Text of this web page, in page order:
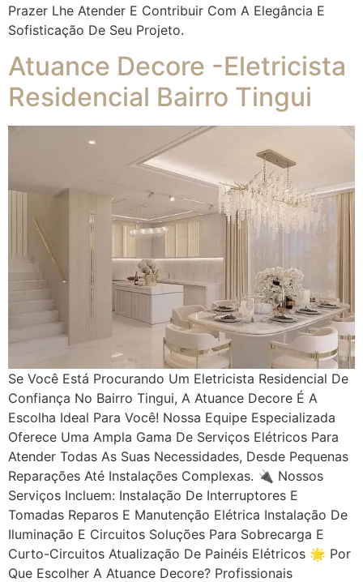
Prazer Lhe Atender E Contribuir Com A Elegância E
Sofisticação De Seu Projeto.
Atuance Decore -Eletricista
Residencial Bairro Tingui
Se Você Está Procurando Um Eletricista Residencial De
Confiança No Bairro Tingui, A Atuance Decore É A
Escolha Ideal Para Você! Nossa Equipe Especializada
Oferece Uma Ampla Gama De Serviços Elétricos Para
Atender Todas As Suas Necessidades, Desde Pequenas
Reparações Até Instalações Complexas. 🔌 Nossos
Serviços Incluem: Instalação De Interruptores E
Tomadas Reparos E Manutenção Elétrica Instalação De
Iluminação E Circuitos Soluções Para Sobrecarga E
Curto-Circuitos Atualização De Painéis Elétricos 🌟 Por
Que Escolher A Atuance Decore? Profissionais